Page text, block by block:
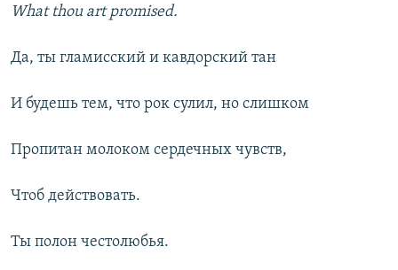
What thou art promised.
Да, ты гламисский и кавдорский тан
И будешь тем, что рок сулил, но слишком
Пропитан молоком сердечных чувств,
Чтоб действовать.
Ты полон честолюбья.